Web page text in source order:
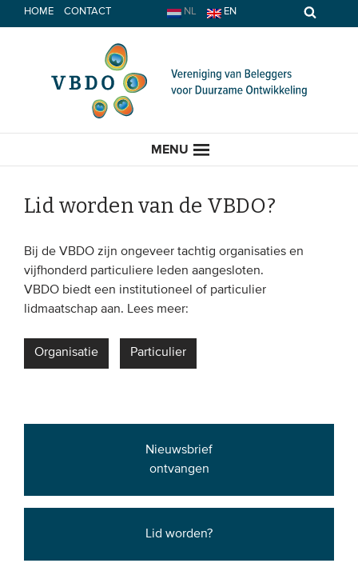
Spring
naar
HOME CONTACT NL EN
MENU
ACTUEEL
Opinie
MEDIA
Lid worden van de VBDO?
Bij de VBDO zijn ongeveer tachtig organisaties en
vijfhonderd particuliere leden aangesloten.
VBDO biedt een institutioneel of particulier
lidmaatschap aan. Lees meer:
Organisatie Particulier
Nieuwsbrief
ontvangen
Lid worden?